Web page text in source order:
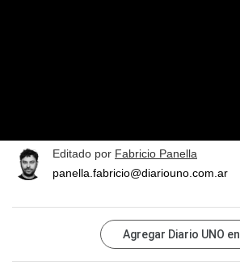
Editado por Fabricio Panella
panella.fabricio@diariouno.com.ar
Agregar Diario UNO en